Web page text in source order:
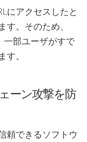
にアクセスしたと
。そのため、
一部ユーザがすで
。
ーン攻撃を防
頼できるソフトウ